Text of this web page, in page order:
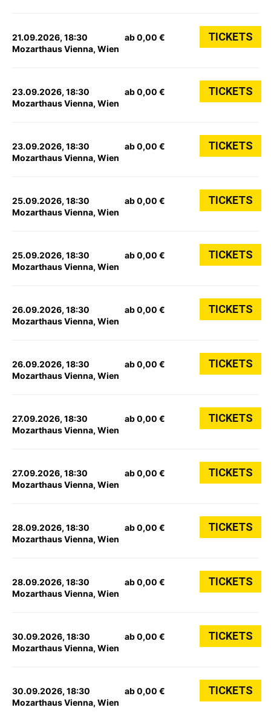
21.09.2026, 18:30
Mozarthaus Vienna, Wien
ab 0,00 € TICKETS
23.09.2026, 18:30
Mozarthaus Vienna, Wien
ab 0,00 € TICKETS
23.09.2026, 18:30
Mozarthaus Vienna, Wien
ab 0,00 € TICKETS
25.09.2026, 18:30
Mozarthaus Vienna, Wien
ab 0,00 € TICKETS
25.09.2026, 18:30
Mozarthaus Vienna, Wien
ab 0,00 € TICKETS
26.09.2026, 18:30
Mozarthaus Vienna, Wien
ab 0,00 € TICKETS
26.09.2026, 18:30
Mozarthaus Vienna, Wien
ab 0,00 € TICKETS
27.09.2026, 18:30
Mozarthaus Vienna, Wien
ab 0,00 € TICKETS
27.09.2026, 18:30
Mozarthaus Vienna, Wien
ab 0,00 € TICKETS
28.09.2026, 18:30
Mozarthaus Vienna, Wien
ab 0,00 € TICKETS
28.09.2026, 18:30
Mozarthaus Vienna, Wien
ab 0,00 € TICKETS
30.09.2026, 18:30
Mozarthaus Vienna, Wien
ab 0,00 € TICKETS
30.09.2026, 18:30
Mozarthaus Vienna, Wien
ab 0,00 € TICKETS